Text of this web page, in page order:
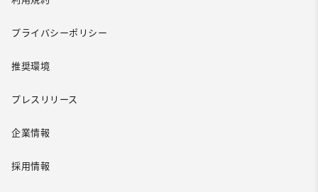
プライバシーポリシー
推奨環境
プレスリリース
企業情報
採用情報